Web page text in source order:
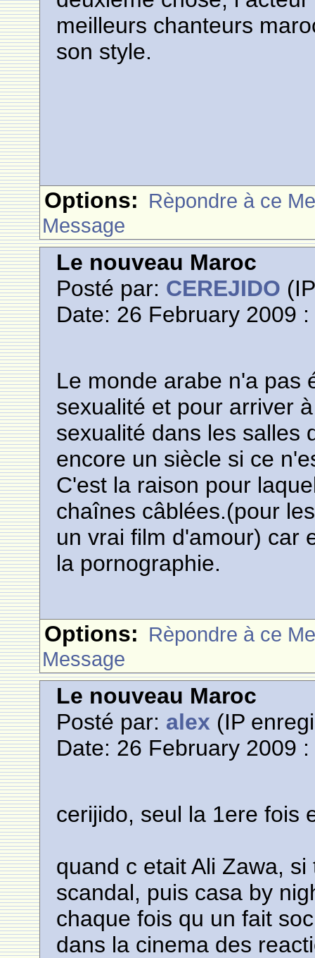
meilleurs chanteurs
son style.
Options: Rèpondre à ce
Message
Le nouveau Maroc
Posté par: CEREJIDO
Date: 26 February 2009 :
Le monde arabe n'a pas
sexualité et pour arriver
sexualité dans les salles
encore un siècle si ce
C'est la raison pour
chaînes câblées.(pour
un vrai film d'amour) car
la pornographie.
Options: Rèpondre à ce
Message
Le nouveau Maroc
Posté par: alex (IP
Date: 26 February 2009 :
cerijido, seul la 1ere fois
quand c etait Ali Zawa,
scandal, puis casa by
chaque fois qu un fait
dans la cinema des